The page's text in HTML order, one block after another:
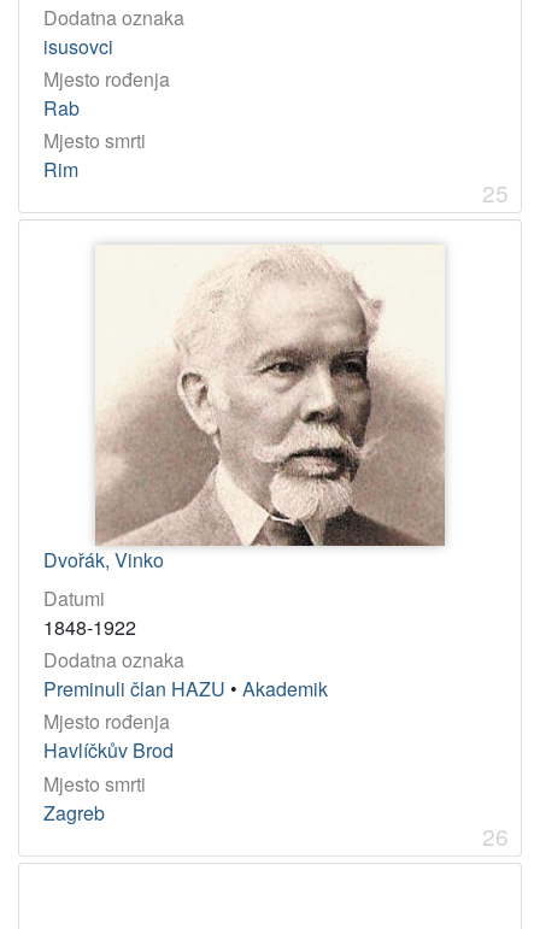
Dodatna oznaka
isusovci
Mjesto rođenja
Rab
Mjesto smrti
Rim
25
Dvořák, Vinko
Datumi
1848-1922
Dodatna oznaka
Preminuli član HAZU • Akademik
Mjesto rođenja
Havlíčkův Brod
Mjesto smrti
Zagreb
26